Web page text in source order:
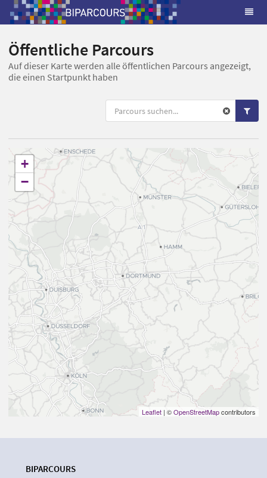
Öffentliche Parcours
Auf dieser Karte werden alle öffentlichen Parcours angezeigt,
die einen Startpunkt haben
+
−
Leaflet | ©OpenStreetMapcontributors
BIPARCOURS